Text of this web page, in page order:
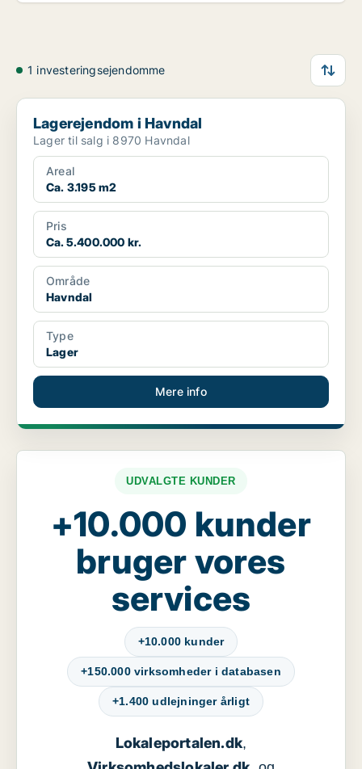
1 investeringsejendomme
Lagerejendom i Havndal
Lagerejendom i Havndal
Lager til salg i 8970 Havndal
Areal
Ca. 3.195 m2
Pris
Ca. 5.400.000 kr.
Område
Havndal
Type
Lager
Mere info
UDVALGTE KUNDER
+10.000 kunder
bruger vores
services
+10.000 kunder
+150.000 virksomheder i databasen
+1.400 udlejninger årligt
Lokaleportalen.dk,